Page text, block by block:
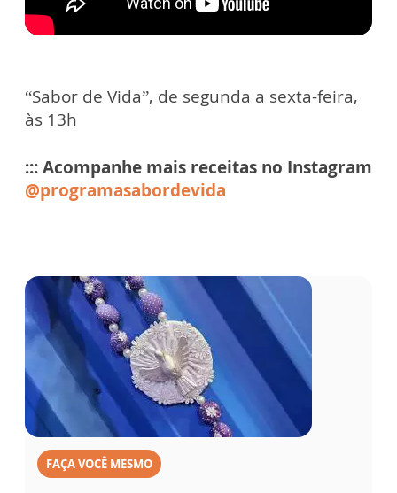
“Sabor de Vida”, de segunda a sexta-feira,
às 13h
::: Acompanhe mais receitas no Instagram
@programasabordevida
FAÇA VOCÊ MESMO